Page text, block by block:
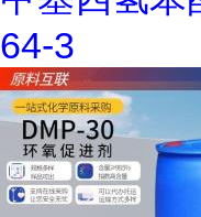
64-3